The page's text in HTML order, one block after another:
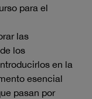
para el
las
los
en la
esencial
pasan por